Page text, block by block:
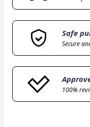
Safe
Secure
100%